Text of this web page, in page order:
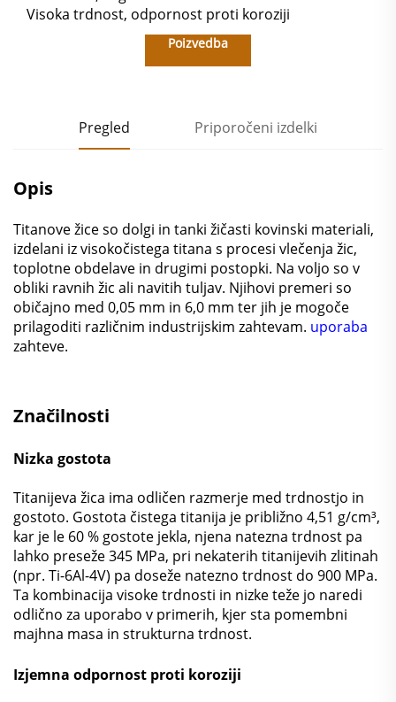
Visoka trdnost, odpornost proti koroziji
Poizvedba
Pregled Priporočeni izdelki
Opis
Titanove žice so dolgi in tanki žičasti kovinski materiali,
izdelani iz visokočistega titana s procesi vlečenja žic,
toplotne obdelave in drugimi postopki. Na voljo so v
obliki ravnih žic ali navitih tuljav. Njihovi premeri so
običajno med 0,05 mm in 6,0 mm ter jih je mogoče
prilagoditi različnim industrijskim zahtevam. uporaba
zahteve.
Značilnosti
Nizka gostota
Titanijeva žica ima odličen razmerje med trdnostjo in
gostoto. Gostota čistega titanija je približno 4,51 g/cm³,
kar je le 60 % gostote jekla, njena natezna trdnost pa
lahko preseže 345 MPa, pri nekaterih titanijevih zlitinah
(npr. Ti-6Al-4V) pa doseže natezno trdnost do 900 MPa.
Ta kombinacija visoke trdnosti in nizke teže jo naredi
odlično za uporabo v primerih, kjer sta pomembni
majhna masa in strukturna trdnost.
Izjemna odpornost proti koroziji